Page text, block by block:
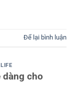
Để lại bình luận
dàng cho